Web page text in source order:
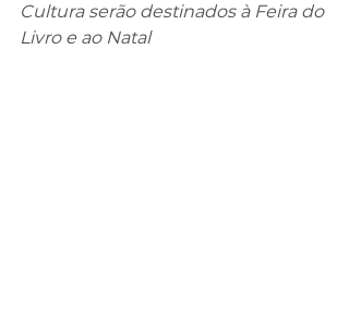
Cultura serão destinados à Feira do
Livro e ao Natal